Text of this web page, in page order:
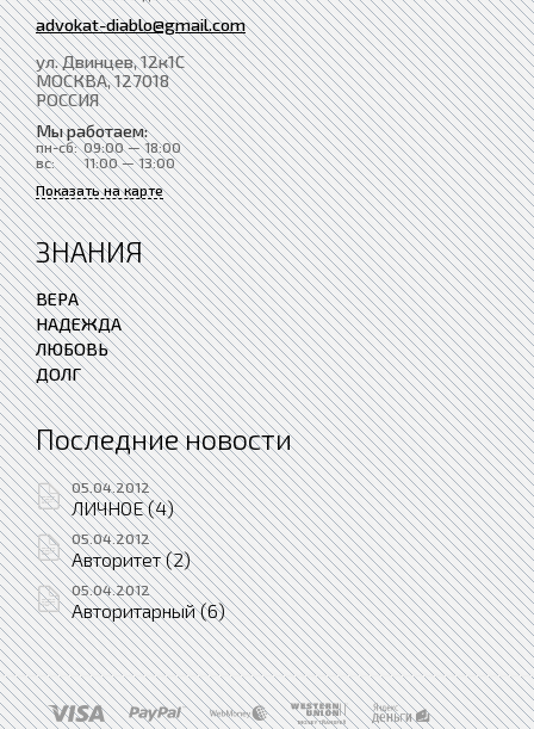
advokat-diablo@gmail.com
ул. Двинцев, 12к1С
МОСКВА, 127018
РОССИЯ
Мы работаем:
пн-сб: 09:00 — 18:00
вс:
11:00 — 13:00
Показать на карте
ЗНАНИЯ
ВЕРА
НАДЕЖДА
ЛЮБОВЬ
ДОЛГ
Последние новости
05.04.2012
ЛИЧНОЕ (4)
05.04.2012
Авторитет (2)
05.04.2012
Авторитарный (6)